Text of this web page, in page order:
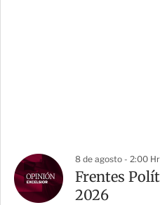
8 de agosto - 2:00
Frentes
2026